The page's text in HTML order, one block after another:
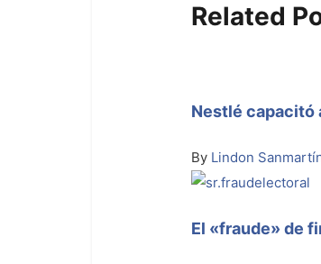
Related
Nestlé capacitó
By Lindon
El «fraude» de